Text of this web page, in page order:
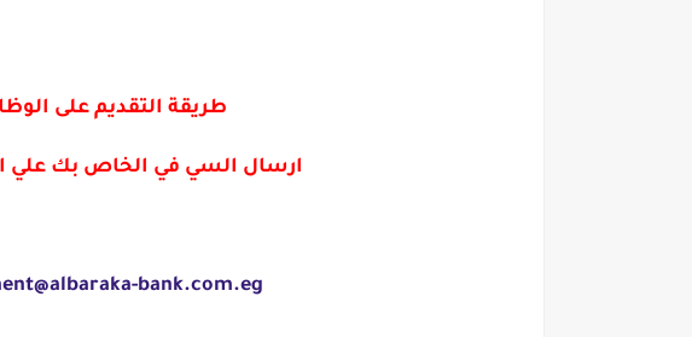
طريقة التقديم على
ارسال السي في الخاص بك علي
bank.com.eg